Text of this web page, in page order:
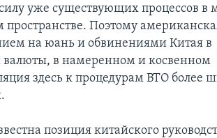
уже существующих процессов в
Поэтому
на юань и обвинениями Китая в
в намеренном и косвенном
здесь к процедурам ВТО более
позиция китайского